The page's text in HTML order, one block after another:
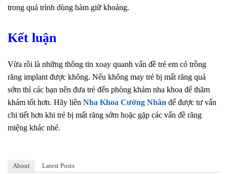
trong quá trình dùng hàm giữ khoảng.
Kết luận
Vừa rồi là những thông tin xoay quanh vấn đề trẻ em có trồng
răng implant được không. Nếu không may trẻ bị mất răng quá
sớm thì các bạn nên đưa trẻ đến phòng khám nha khoa để thăm
khám tốt hơn. Hãy liên Nha Khoa Cường Nhân để được tư vấn
chi tiết hơn khi trẻ bị mất răng sớm hoặc gặp các vấn đề răng
miệng khác nhé.
About Latest Posts